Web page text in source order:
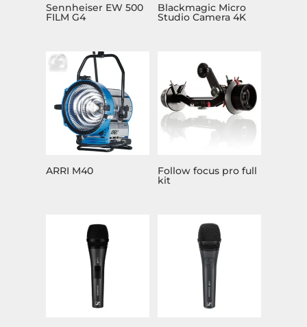
Sennheiser EW 500
FILM G4
Blackmagic Micro
Studio Camera 4K
ARRI M40 Follow focus pro full
kit